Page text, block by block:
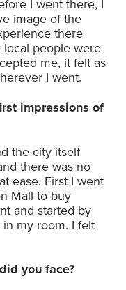
I went there, I
image of the
there
local people were
me, it felt as
I went.
impressions of
the city itself
there was no
ease. First I went
Mall to buy
and started by
my room. I felt
you face?